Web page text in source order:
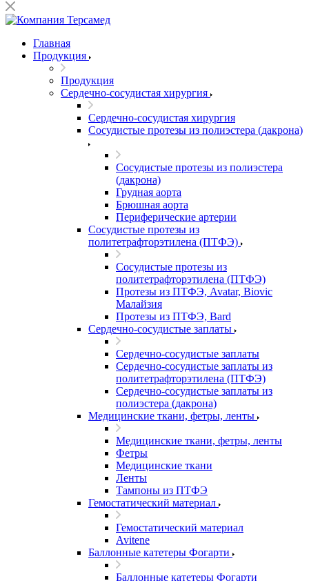
Главная
Продукция
Продукция
Сердечно-сосудистая хирургия
Сердечно-сосудистая хирургия
Сосудистые протезы из полиэстера (дакрона)
Сосудистые протезы из полиэстера
(дакрона)
Грудная аорта
Брюшная аорта
Периферические артерии
Сосудистые протезы из
политетрафторэтилена (ПТФЭ)
Сосудистые протезы из
политетрафторэтилена (ПТФЭ)
Протезы из ПТФЭ, Avatar, Biovic
Малайзия
Протезы из ПТФЭ, Bard
Сердечно-сосудистые заплаты
Сердечно-сосудистые заплаты
Сердечно-сосудистые заплаты из
политетрафторэтилена (ПТФЭ)
Сердечно-сосудистые заплаты из
полиэстера (дакрона)
Медицинские ткани, фетры, ленты
Медицинские ткани, фетры, ленты
Фетры
Медицинские ткани
Ленты
Тампоны из ПТФЭ
Гемостатический материал
Гемостатический материал
Avitene
Баллонные катетеры Фогарти
Баллонные катетеры Фогарти